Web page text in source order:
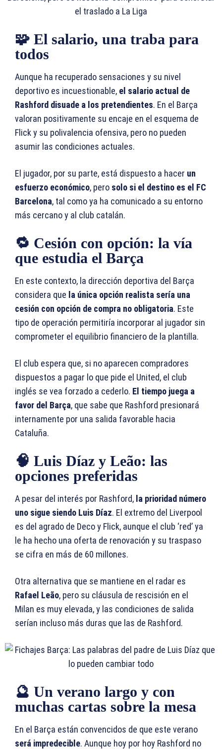
🧩 El salario, una traba para
todos
Aunque ha recuperado sensaciones y su nivel
deportivo es incuestionable, el salario actual de
Rashford disuade a los pretendientes. En el Barça
valoran positivamente su encaje en el esquema de
Flick y su polivalencia ofensiva, pero no pueden
asumir las condiciones actuales.
El jugador, por su parte, está dispuesto a hacer un
esfuerzo económico, pero solo si el destino es el FC
Barcelona, tal como ya ha comunicado a su entorno
más cercano y al club catalán.
🔁 Cesión con opción: la vía
que estudia el Barça
En este contexto, la dirección deportiva del Barça
considera que la única opción realista sería una
cesión con opción de compra no obligatoria. Este
tipo de operación permitiría incorporar al jugador sin
comprometer el equilibrio financiero de la plantilla.
El club espera que, si no aparecen compradores
dispuestos a pagar lo que pide el United, el club
inglés se vea forzado a cederlo. El tiempo juega a
favor del Barça, que sabe que Rashford presionará
internamente por una salida favorable hacia
Cataluña.
🧠 Luis Díaz y Leão: las
opciones preferidas
A pesar del interés por Rashford, la prioridad número
uno sigue siendo Luis Díaz. El extremo del Liverpool
es del agrado de Deco y Flick, aunque el club ‘red’ ya
le ha hecho una oferta de renovación y su traspaso
se cifra en más de 60 millones.
Otra alternativa que se mantiene en el radar es
Rafael Leão, pero su cláusula de rescisión en el
Milan es muy elevada, y las condiciones de salida
serían incluso más duras que las de Rashford.
🔮 Un verano largo y con
muchas cartas sobre la mesa
En el Barça están convencidos de que este verano
será impredecible. Aunque hoy por hoy Rashford no